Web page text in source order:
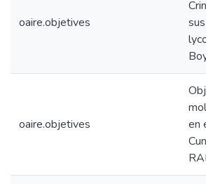
oaire.objetives
oaire.objetives
en